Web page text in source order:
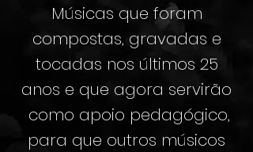
Músicas que foram
compostas, gravadas e
tocadas nos últimos 25
anos e que agora servirão
como apoio pedagógico,
para que outros músicos